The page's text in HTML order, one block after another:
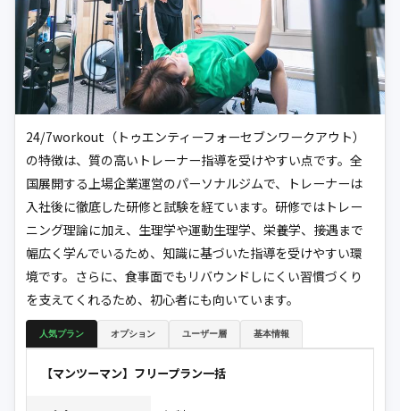
24/7workout（トゥエンティーフォーセブンワークアウト）
の特徴は、質の高いトレーナー指導を受けやすい点です。全
国展開する上場企業運営のパーソナルジムで、トレーナーは
入社後に徹底した研修と試験を経ています。研修ではトレー
ニング理論に加え、生理学や運動生理学、栄養学、接遇まで
幅広く学んでいるため、知識に基づいた指導を受けやすい環
境です。さらに、食事面でもリバウンドしにくい習慣づくり
を支えてくれるため、初心者にも向いています。
人気プラン オプション ユーザー層 基本情報
【マンツーマン】フリープラン一括